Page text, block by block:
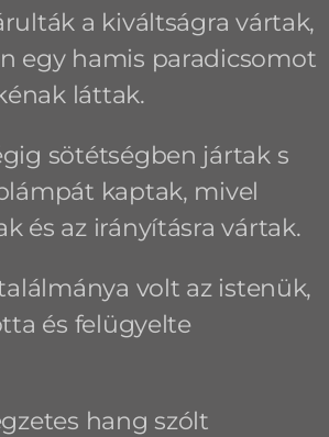
a kiváltságra vártak,
egy hamis paradicsomot
láttak.
sötétségben jártak s
kaptak, mivel
és az irányításra vártak.
volt az istenük,
és felügyelte
hang szólt